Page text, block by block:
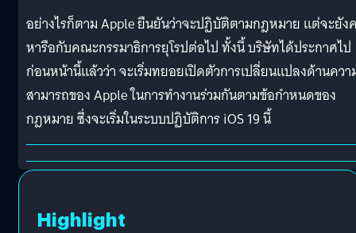
อย่างไรก็ตาม Apple ยืนยันว่าจะปฏิบัติตามกฎหมาย แต่จะยัง
หารือกับคณะกรรมาธิการยุโรปต่อไป ทั้งนี้ บริษัทได้ประกาศไป
ก่อนหน้านี้แล้วว่า จะเริ่มทยอยเปิดตัวการเปลี่ยนแปลงด้านควา
สามารถของ Apple ในการทำงานร่วมกันตามข้อกำหนดของ
กฎหมาย ซึ่งจะเริ่มในระบบปฏิบัติการ iOS 19 นี้
Highlight